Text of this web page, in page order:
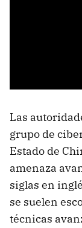
Las
grupo de
Estado de
amenaza
siglas en
se suelen
técnicas